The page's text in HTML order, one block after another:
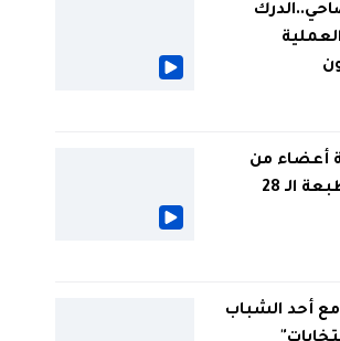
أعضاء من
الحكومة على افتتاح الطبعة الـ 28
أحد الشباب